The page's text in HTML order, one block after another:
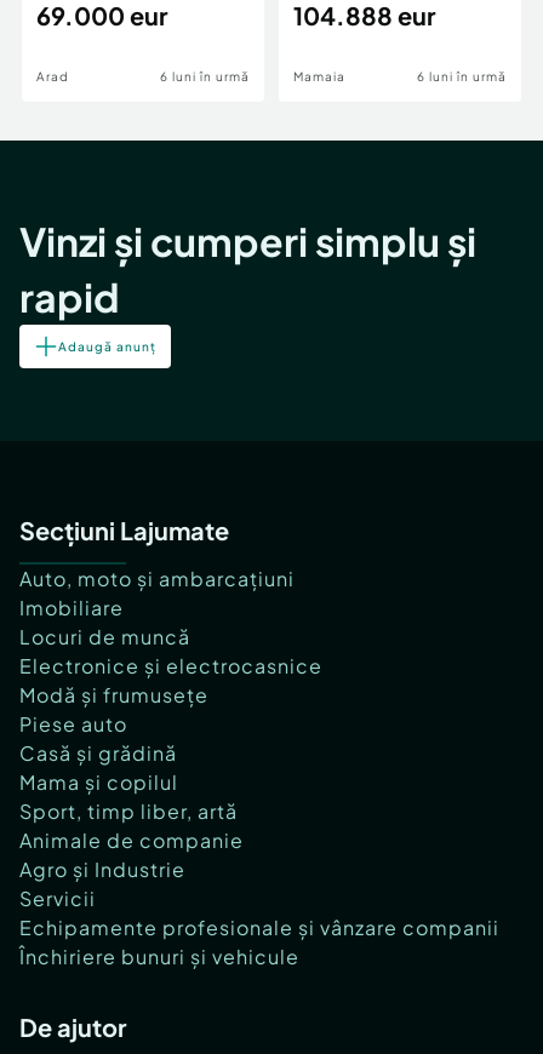
Număr Băi:2
69.000 eur
Arad 6 luni în urmă
cheie,langa Mega
104.888 eur
Mamaia 6 luni în urmă
Vinzi și cumperi simplu și
rapid
Adaugă anunț
Secțiuni Lajumate
Auto, moto și ambarcațiuni
Imobiliare
Locuri de muncă
Electronice și electrocasnice
Modă și frumusețe
Piese auto
Casă și grădină
Mama și copilul
Sport, timp liber, artă
Animale de companie
Agro și Industrie
Servicii
Echipamente profesionale și vânzare companii
Închiriere bunuri și vehicule
De ajutor